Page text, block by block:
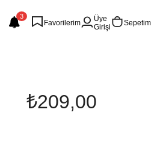
3
Favorilerim
Üye
Girişi
Sepetim
₺209,00